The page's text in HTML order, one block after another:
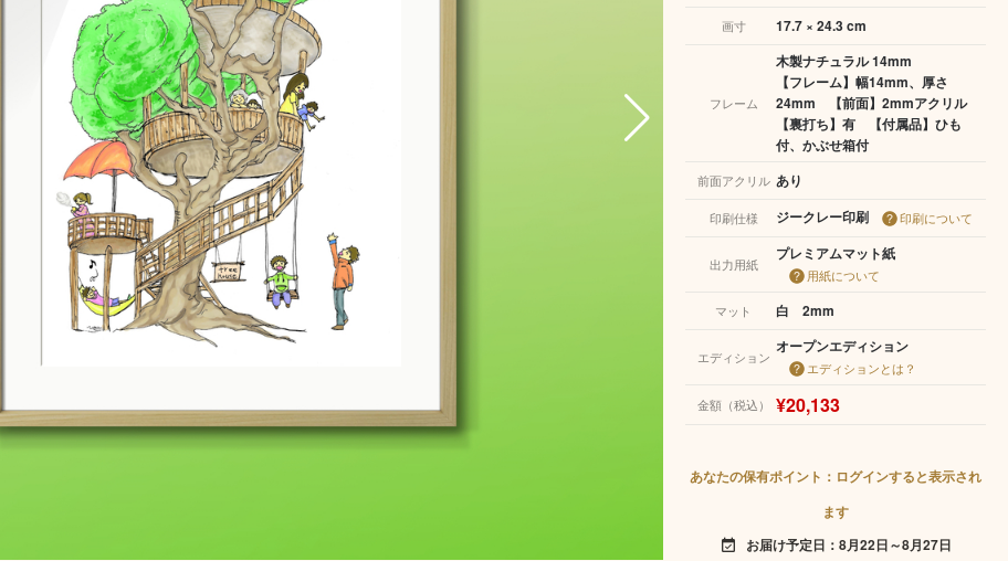
画寸 17.7 × 24.3 cm
フレーム
木製ナチュラル 14mm
【フレーム】幅14mm、厚さ
24mm 【前面】2mmアクリル
【裏打ち】有 【付属品】ひも
付、かぶせ箱付
前面アクリル あり
印刷仕様 ジークレー印刷 印刷について
出力用紙
プレミアムマット紙
用紙について
マット
白 2mm
エディション
オープンエディション
エディションとは？
金額（税込） ¥20,133
あなたの保有ポイント：ログインすると表示され
ます
event_available お届け予定日：8月22日～8月27日